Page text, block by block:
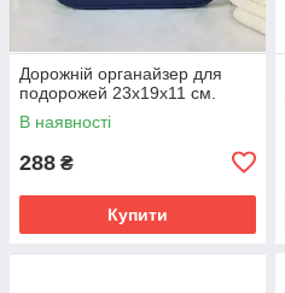
Дорожній органайзер для
подорожей 23х19х11 см.
В наявності
288 ₴
Купити